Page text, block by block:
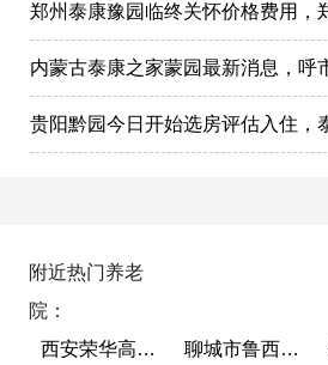
附近热门养老
院：
西安荣华高新悦家养老服务有限公司
聊城市鲁西老年护养院